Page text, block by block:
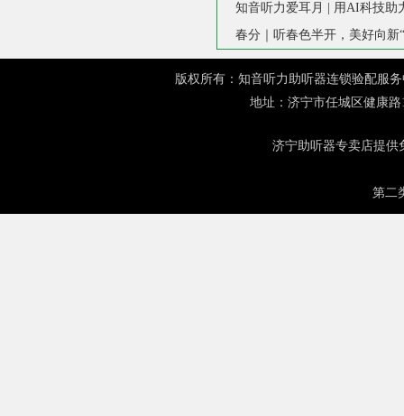
知音听力爱耳月 | 用AI科技助
春分｜听春色半开，美好向新
版权所有：知音听力助听器连锁验配服
地址：济宁市任城区健康
济宁助听器专卖店提供
第二